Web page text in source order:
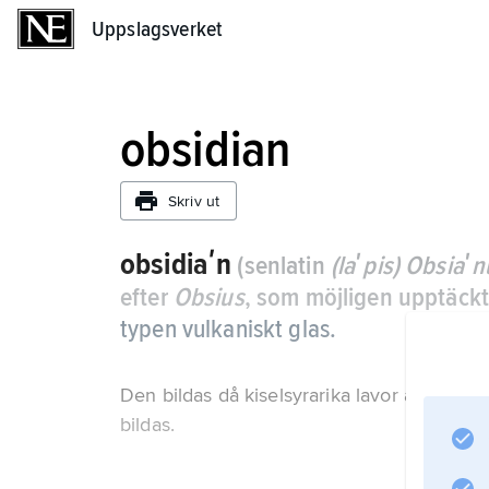
Uppslagsverket
obsidian
Skriv ut
obsidiaʹn (senlatin (laʹpis)
efter Obsius, som möjligen
typen vulkaniskt glas.
Den bildas då kiselsyrarika lavor avkyls
bildas.